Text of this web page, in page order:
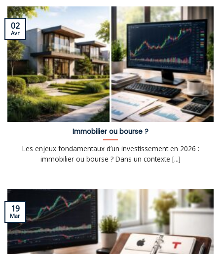
Immobilier ou bourse ?
Les enjeux fondamentaux d’un investissement en 2026 :
immobilier ou bourse ? Dans un contexte [...]
02
Avr
19
Mar